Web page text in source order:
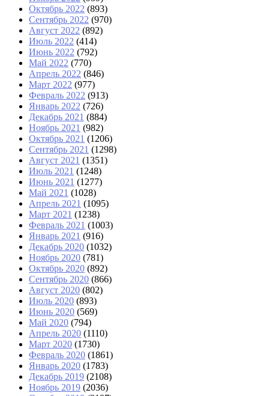
Октябрь 2022 (893)
Сентябрь 2022 (970)
Август 2022 (892)
Июль 2022 (414)
Июнь 2022 (792)
Май 2022 (770)
Апрель 2022 (846)
Март 2022 (977)
Февраль 2022 (913)
Январь 2022 (726)
Декабрь 2021 (884)
Ноябрь 2021 (982)
Октябрь 2021 (1206)
Сентябрь 2021 (1298)
Август 2021 (1351)
Июль 2021 (1248)
Июнь 2021 (1277)
Май 2021 (1028)
Апрель 2021 (1095)
Март 2021 (1238)
Февраль 2021 (1003)
Январь 2021 (916)
Декабрь 2020 (1032)
Ноябрь 2020 (781)
Октябрь 2020 (892)
Сентябрь 2020 (866)
Август 2020 (802)
Июль 2020 (893)
Июнь 2020 (569)
Май 2020 (794)
Апрель 2020 (1110)
Март 2020 (1730)
Февраль 2020 (1861)
Январь 2020 (1783)
Декабрь 2019 (2108)
Ноябрь 2019 (2036)